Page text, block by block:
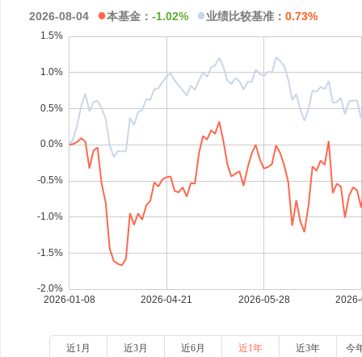
2026-08-04 ●本基金： -1.02% ●业绩比较基准： 0.73%
近1月 近3月 近6月 近1年 近3年 今